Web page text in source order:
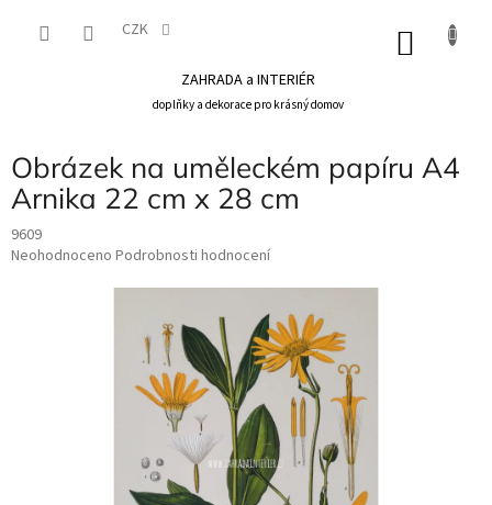
CZK
ZAHRADA a INTERIÉR
doplňky a dekorace pro krásný domov
Obrázek na uměleckém papíru A4
Arnika 22 cm x 28 cm
9609
Průměrné
Neohodnoceno Podrobnosti hodnocení